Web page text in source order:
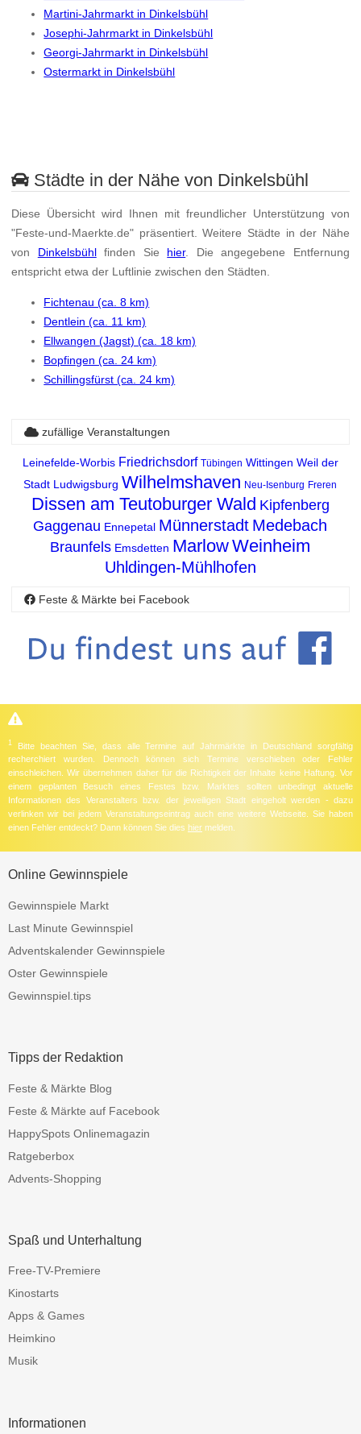
Martini-Jahrmarkt in Dinkelsbühl
Josephi-Jahrmarkt in Dinkelsbühl
Georgi-Jahrmarkt in Dinkelsbühl
Ostermarkt in Dinkelsbühl
Städte in der Nähe von Dinkelsbühl
Diese Übersicht wird Ihnen mit freundlicher Unterstützung von
"Feste-und-Maerkte.de" präsentiert. Weitere Städte in der Nähe
von Dinkelsbühlfinden Sie hier. Die angegebene Entfernung
entspricht etwa der Luftlinie zwischen den Städten.
Fichtenau (ca. 8 km)
Dentlein (ca. 11 km)
Ellwangen (Jagst) (ca. 18 km)
Bopfingen (ca. 24 km)
Schillingsfürst (ca. 24 km)
zufällige Veranstaltungen
Leinefelde-Worbis Friedrichsdorf Tübingen Wittingen Weil der
Stadt Ludwigsburg Wilhelmshaven Neu-Isenburg Freren
Dissen am Teutoburger Wald Kipfenberg
Gaggenau Ennepetal Münnerstadt Medebach
Braunfels Emsdetten MarlowWeinheim
Uhldingen-Mühlhofen
Feste & Märkte bei Facebook
1
Bitte beachten Sie, dass alle Termine auf Jahrmärkte in Deutschland sorgfältig
recherchiert wurden. Dennoch können sich Termine verschieben oder Fehler
einschleichen. Wir übernehmen daher für die Richtigkeit der Inhalte keine Haftung. Vor
einem geplanten Besuch eines Festes bzw. Marktes sollten unbedingt aktuelle
Informationen des Veranstalters bzw. der jeweiligen Stadt eingeholt werden - dazu
verlinken wir bei jedem Veranstaltungseintrag auch eine weitere Webseite. Sie haben
einen Fehler entdeckt? Dann können Sie dies hier melden.
Online Gewinnspiele
Gewinnspiele Markt
Last Minute Gewinnspiel
Adventskalender Gewinnspiele
Oster Gewinnspiele
Gewinnspiel.tips
Tipps der Redaktion
Feste & Märkte Blog
Feste & Märkte auf Facebook
HappySpots Onlinemagazin
Ratgeberbox
Advents-Shopping
Spaß und Unterhaltung
Free-TV-Premiere
Kinostarts
Apps & Games
Heimkino
Musik
Informationen